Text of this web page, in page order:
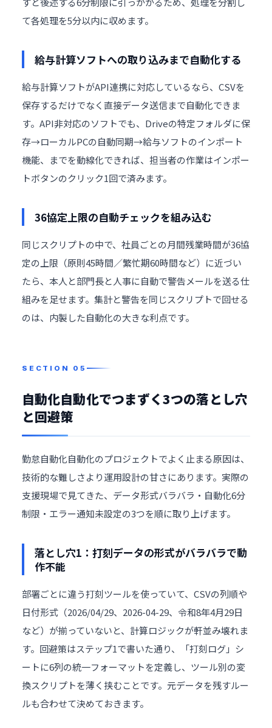
て各処理を5分以内に収めます。
給与計算ソフトへの取り込みまで自動化する
給与計算ソフトがAPI連携に対応しているなら、CSVを
保存するだけでなく直接データ送信まで自動化できま
す。API非対応のソフトでも、Driveの特定フォルダに保
存→ローカルPCの自動同期→給与ソフトのインポート
機能、までを動線化できれば、担当者の作業はインポー
トボタンのクリック1回で済みます。
36協定上限の自動チェックを組み込む
同じスクリプトの中で、社員ごとの月間残業時間が36協
定の上限（原則45時間／繁忙期60時間など）に近づい
たら、本人と部門長と人事に自動で警告メールを送る仕
組みを足せます。集計と警告を同じスクリプトで回せる
のは、内製した自動化の大きな利点です。
自動化自動化でつまずく3つの落とし穴
と回避策
勤怠自動化自動化のプロジェクトでよく止まる原因は、
技術的な難しさより運用設計の甘さにあります。実際の
支援現場で見てきた、データ形式バラバラ・自動化6分
制限・エラー通知未設定の3つを順に取り上げます。
落とし穴1：打刻データの形式がバラバラで動
作不能
部署ごとに違う打刻ツールを使っていて、CSVの列順や
日付形式（2026/04/29、2026-04-29、令和8年4月29日
など）が揃っていないと、計算ロジックが軒並み壊れま
す。回避策はステップ1で書いた通り、「打刻ログ」シ
ートに6列の統一フォーマットを定義し、ツール別の変
換スクリプトを薄く挟むことです。元データを残すルー
ルも合わせて決めておきます。